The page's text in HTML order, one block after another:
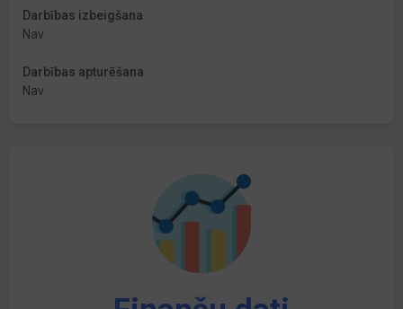
Darbības izbeigšana
Nav
Darbības apturēšana
Nav